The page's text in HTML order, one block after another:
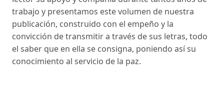
trabajo y presentamos este volumen de nuestra
publicación, construido con el empeño y la
convicción de transmitir a través de sus letras, todo
el saber que en ella se consigna, poniendo así su
conocimiento al servicio de la paz.